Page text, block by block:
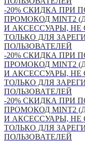
-20% СКИДКА ПРИ
ПРОМОКОД MINT2
И АКСЕССУАРЫ,
ТОЛЬКО ДЛЯ
ПОЛЬЗОВАТЕЛЕЙ
-20% СКИДКА ПРИ
ПРОМОКОД MINT2
И АКСЕССУАРЫ,
ТОЛЬКО ДЛЯ
ПОЛЬЗОВАТЕЛЕЙ
-20% СКИДКА ПРИ
ПРОМОКОД MINT2
И АКСЕССУАРЫ,
ТОЛЬКО ДЛЯ
ПОЛЬЗОВАТЕЛЕЙ